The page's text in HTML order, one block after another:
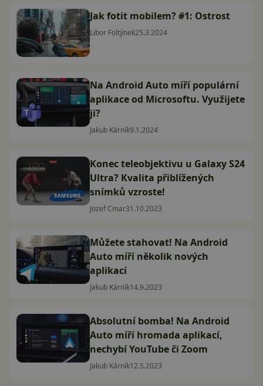
Jak fotit mobilem? #1: Ostrost
Libor Foltýnek25.3.2024
Na Android Auto míří populární
aplikace od Microsoftu. Využijete
ji?
Jakub Kárník9.1.2024
Konec teleobjektivu u Galaxy S24
Ultra? Kvalita přiblížených
snímků vzroste!
Jozef Cmar31.10.2023
Můžete stahovat! Na Android
Auto míří několik nových
aplikací
Jakub Kárník14.9.2023
Absolutní bomba! Na Android
Auto míří hromada aplikací,
nechybí YouTube či Zoom
Jakub Kárník12.5.2023